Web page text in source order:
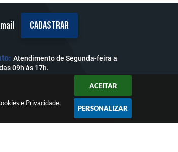
e Privacidade.
ACEITAR
PERSONALIZAR
CADASTRAR
Atendimento de Segunda-feira a
09h às 17h.